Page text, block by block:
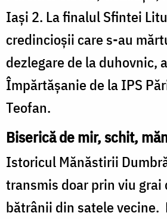
Iași 2. La finalul Sfintei
credincioşii care s-au
dezlegare de la duhovnic,
Împărtăşanie de la IPS
Teofan.
Biserică de mir, schit,
Istoricul Mănăstirii
transmis doar prin viu grai
bătrânii din satele vecine.